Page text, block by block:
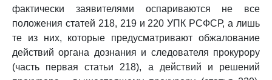
фактически заявителями оспариваются не все
положения статей 218, 219 и 220 УПК РСФСР, а лишь
те из них, которые предусматривают обжалование
действий органа дознания и следователя прокурору
(часть первая статьи 218), а действий и решений